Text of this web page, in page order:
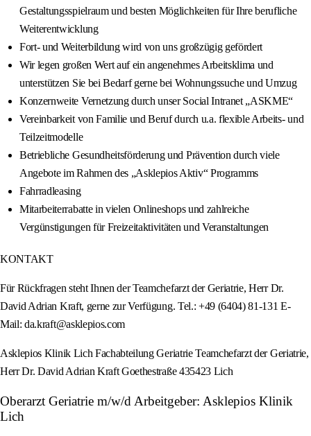
Gestaltungsspielraum und besten Möglichkeiten für Ihre berufliche
Weiterentwicklung
Fort- und Weiterbildung wird von uns großzügig gefördert
Wir legen großen Wert auf ein angenehmes Arbeitsklima und
unterstützen Sie bei Bedarf gerne bei Wohnungssuche und Umzug
Konzernweite Vernetzung durch unser Social Intranet „ASKME“
Vereinbarkeit von Familie und Beruf durch u.a. flexible Arbeits- und
Teilzeitmodelle
Betriebliche Gesundheitsförderung und Prävention durch viele
Angebote im Rahmen des „Asklepios Aktiv“ Programms
Fahrradleasing
Mitarbeiterrabatte in vielen Onlineshops und zahlreiche
Vergünstigungen für Freizeitaktivitäten und Veranstaltungen
KONTAKT
Für Rückfragen steht Ihnen der Teamchefarzt der Geriatrie, Herr Dr.
David Adrian Kraft, gerne zur Verfügung. Tel.: +49 (6404) 81-131 E-
Mail: da.kraft@asklepios.com
Asklepios Klinik Lich Fachabteilung Geriatrie Teamchefarzt der Geriatrie,
Herr Dr. David Adrian Kraft Goethestraße 435423 Lich
Oberarzt Geriatrie m/w/d Arbeitgeber: Asklepios Klinik
Lich